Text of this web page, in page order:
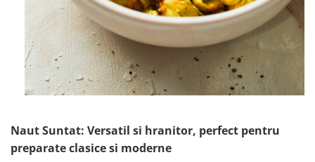
Naut Suntat: Versatil si hranitor, perfect pentru
preparate clasice si moderne